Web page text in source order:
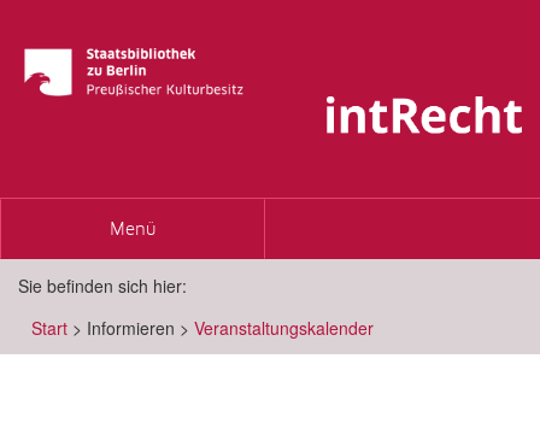
Toggle
Menü
Sie befinden sich hier:
Start > Informieren > Veranstaltungskalender